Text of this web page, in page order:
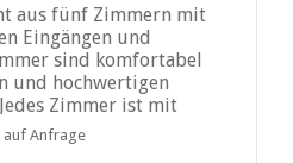
aus fünf Zimmern mit
Eingängen und
sind komfortabel
und hochwertigen
Zimmer ist mit
Mikrowelle und
und mit
auf Anfrage